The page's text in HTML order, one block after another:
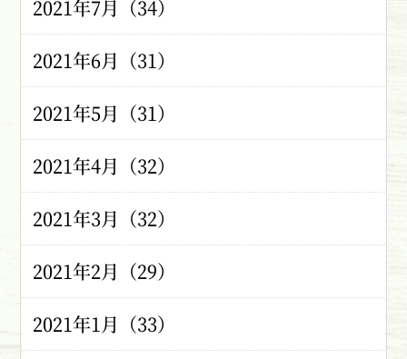
2021年7月（34）
2021年6月（31）
2021年5月（31）
2021年4月（32）
2021年3月（32）
2021年2月（29）
2021年1月（33）